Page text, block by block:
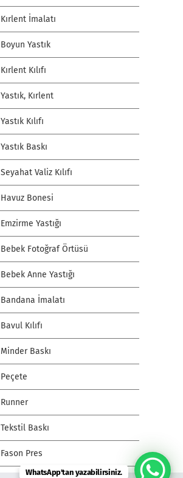
Kırlent İmalatı
Boyun Yastık
Kırlent Kılıfı
Yastık, Kırlent
Yastık Kılıfı
Yastık Baskı
Seyahat Valiz Kılıfı
Havuz Bonesi
Emzirme Yastığı
Bebek Fotoğraf Örtüsü
Bebek Anne Yastığı
Bandana İmalatı
Bavul Kılıfı
Minder Baskı
Peçete
Runner
Tekstil Baskı
Fason Pres
WhatsApp'tan yazabilirsiniz.